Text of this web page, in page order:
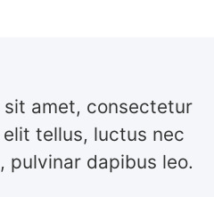
sit amet, consectetur
tellus, luctus nec
pulvinar dapibus leo.